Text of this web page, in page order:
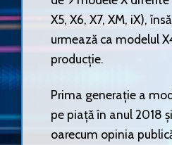
X5, X6, X7, XM, iX),
urmează ca modelul
producție.
Prima generație a
pe piață în anul 2018
oarecum opinia